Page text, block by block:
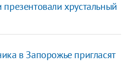
хрустальный
в Запорожье пригласят